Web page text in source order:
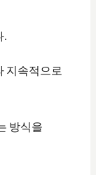
.
지속적으로
방식을